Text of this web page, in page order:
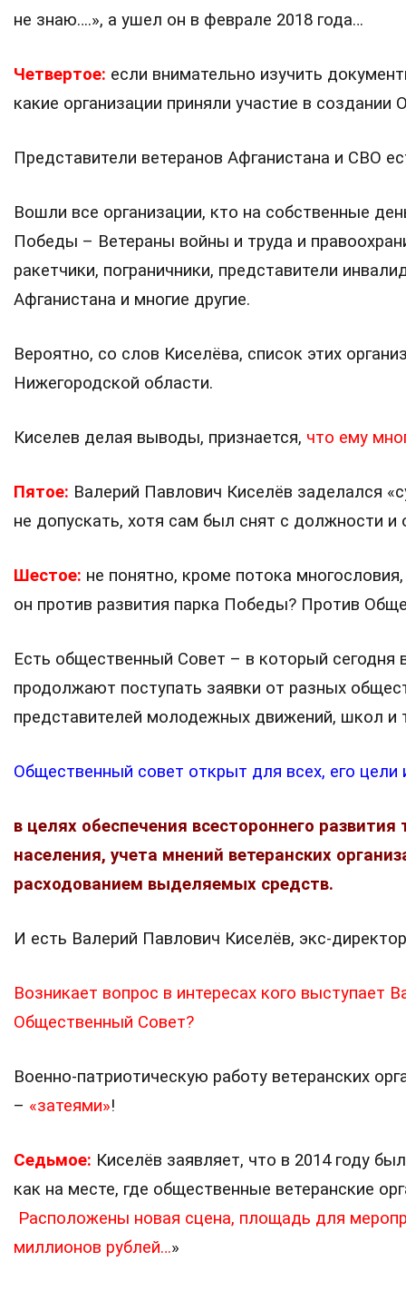
не знаю….», а ушел он в феврале 2018 года…
Четвертое: если внимательно изучить
какие организации приняли участие в
Представители ветеранов Афганистана и СВО
Вошли все организации, кто на собственные
Победы – Ветераны войны и труда и
ракетчики, пограничники, представители
Афганистана и многие другие.
Вероятно, со слов Киселёва, список этих
Нижегородской области.
Киселев делая выводы, признается, что ему
Пятое: Валерий Павлович Киселёв заделался
не допускать, хотя сам был снят с должности и
Шестое: не понятно, кроме потока
он против развития парка Победы? Против
Есть общественный Совет – в который сегодня
продолжают поступать заявки от разных
представителей молодежных движений, школ и
Общественный совет открыт для всех, его цели
в целях обеспечения всестороннего
населения, учета мнений ветеранских
расходованием выделяемых средств.
И есть Валерий Павлович Киселёв, экс-
Возникает вопрос в интересах кого
Общественный Совет?
Военно-патриотическую работу ветеранских
– «затеями»!
Седьмое: Киселёв заявляет, что в 2014 году
как на месте, где общественные ветеранские
Расположены новая сцена, площадь для
миллионов рублей…»